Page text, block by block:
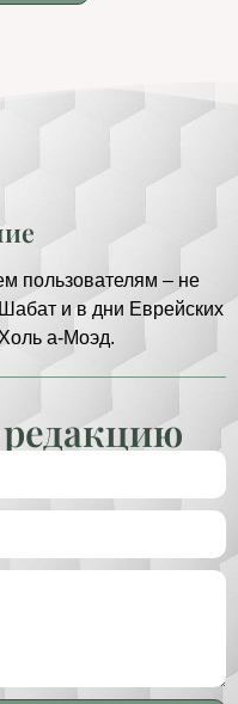
пользователям – не
и в дни Еврейских
а-Моэд.